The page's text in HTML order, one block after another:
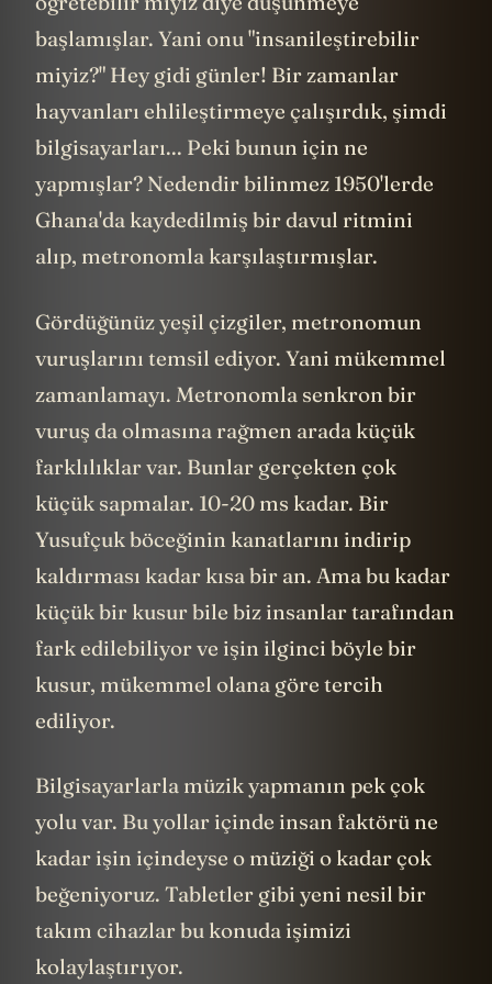
başlamışlar. Yani onu "insanileştirebilir
miyiz?" Hey gidi günler! Bir zamanlar
hayvanları ehlileştirmeye çalışırdık, şimdi
bilgisayarları... Peki bunun için ne
yapmışlar? Nedendir bilinmez 1950'lerde
Ghana'da kaydedilmiş bir davul ritmini
alıp, metronomla karşılaştırmışlar.
Gördüğünüz yeşil çizgiler, metronomun
vuruşlarını temsil ediyor. Yani mükemmel
zamanlamayı. Metronomla senkron bir
vuruş da olmasına rağmen arada küçük
farklılıklar var. Bunlar gerçekten çok
küçük sapmalar. 10-20 ms kadar. Bir
Yusufçuk böceğinin kanatlarını indirip
kaldırması kadar kısa bir an. Ama bu kadar
küçük bir kusur bile biz insanlar tarafından
fark edilebiliyor ve işin ilginci böyle bir
kusur, mükemmel olana göre tercih
ediliyor.
Bilgisayarlarla müzik yapmanın pek çok
yolu var. Bu yollar içinde insan faktörü ne
kadar işin içindeyse o müziği o kadar çok
beğeniyoruz. Tabletler gibi yeni nesil bir
takım cihazlar bu konuda işimizi
kolaylaştırıyor.